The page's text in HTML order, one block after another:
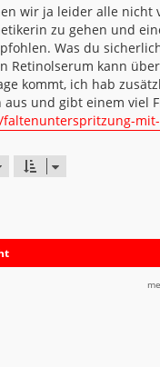
wir ja leider alle
zu gehen und
Was du
Retinolserum kann
kommt, ich hab
und gibt einem viel